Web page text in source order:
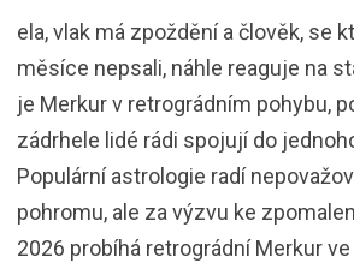
ela, vlak má zpoždění a člověk, se
měsíce nepsali, náhle reaguje na
je Merkur v retrográdním pohybu,
zádrhele lidé rádi spojují do
Populární astrologie radí
pohromu, ale za výzvu ke
2026 probíhá retrográdní Merkur